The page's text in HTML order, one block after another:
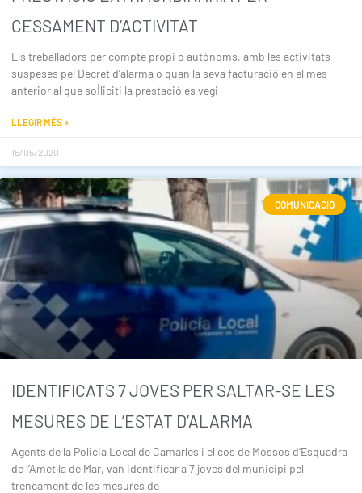
CESSAMENT D’ACTIVITAT
Els treballadors per compte propi o autònoms, amb les activitats
suspeses pel Decret d’alarma o quan la seva facturació en el mes
anterior al que sol·liciti la prestació es vegi
LLEGIR MÉS »
15/05/2020
COMUNICACIÓ
IDENTIFICATS 7 JOVES PER SALTAR-SE LES
MESURES DE L’ESTAT D’ALARMA
Agents de la Policia Local de Camarles i el cos de Mossos d’Esquadra
de l’Ametlla de Mar, van identificar a 7 joves del municipi pel
trencament de les mesures de